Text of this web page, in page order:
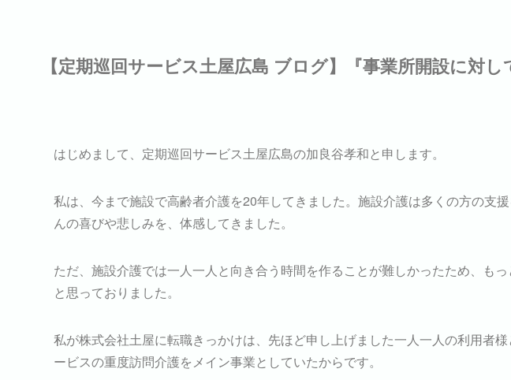
【定期巡回サービス土屋広島 ブログ】『事業所開設に対し
はじめまして、定期巡回サービス土屋広島の加良谷孝和と申します。
私は、今まで施設で高齢者介護を20年してきました。施設介護は多くの方の支
んの喜びや悲しみを、体感してきました。
ただ、施設介護では一人一人と向き合う時間を作ることが難しかったため、も
と思っておりました。
私が株式会社土屋に転職きっかけは、先ほど申し上げました一人一人の利用者
ービスの重度訪問介護をメイン事業としていたからです。